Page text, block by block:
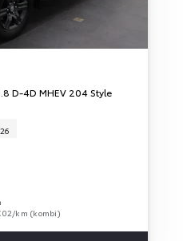
D-4D MHEV 204 Style
km (kombi)